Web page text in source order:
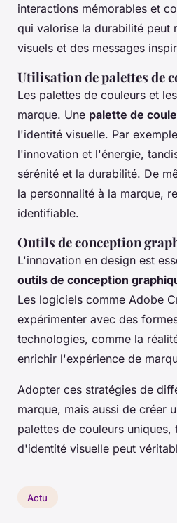
interactions mémorables et
qui valorise la durabilité peut
visuels et des messages
Utilisation de palettes de
Les palettes de couleurs et
marque. Une palette de
l'identité visuelle. Par
l'innovation et l'énergie,
sérénité et la durabilité. De
la personnalité à la marque,
identifiable.
Outils de conception
L'innovation en design est
outils de conception
Les logiciels comme Adobe
expérimenter avec des
technologies, comme la
enrichir l'expérience de
Adopter ces stratégies de
marque, mais aussi de créer
palettes de couleurs
d'identité visuelle peut
Actu